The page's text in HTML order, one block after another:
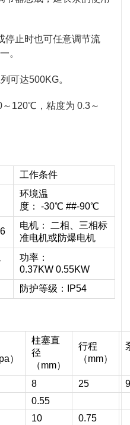
停止时也可任意调节流
。
可达500KG。
120℃，粘度为 0.3～
工作条件
环境温
度： -30℃ ##-90℃
电机： 二相、三相标
准电机或防爆电机
功率：
0.37KW 0.55KW
防护等级：IP54
）
柱塞直
径
（mm）
行程
（mm）
8 25
0.55
10
0.75